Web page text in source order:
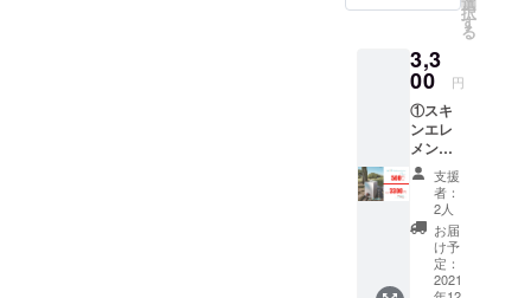
品』と
キンケ
アの新
しいカ
タチに
挑戦し
ていき
ます。
そんな
refill
project
へ共感
を感じ
てくだ
択
す
る
3,3
00 円
①スキ
ンエレ
メント
ロー
ション
2000ml
1箱
販売価
格3,800
円→500
支援
者：
2人
お届
け予
定：
2021